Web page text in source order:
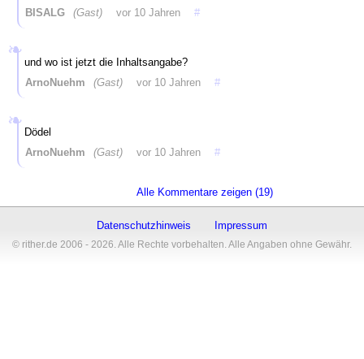
BISALG
(Gast) vor 10 Jahren #
und wo ist jetzt die Inhaltsangabe?
ArnoNuehm
(Gast) vor 10 Jahren #
Dödel
ArnoNuehm
(Gast) vor 10 Jahren #
Alle Kommentare zeigen (19)
Datenschutzhinweis Impressum
© rither.de 2006 - 2026. Alle Rechte vorbehalten. Alle Angaben ohne Gewähr.